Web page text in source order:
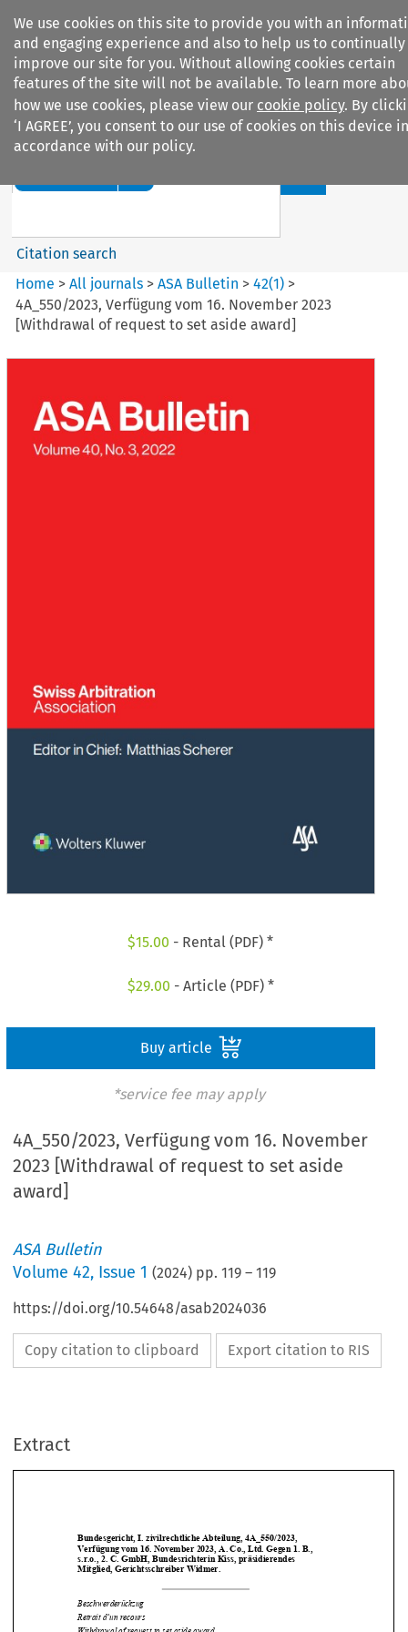
We use cookies on this site to provide you with an
and engaging experience and also to help us to continually
improve our site for you. Without allowing cookies certain
features of the site will not be available. To learn more
how we use cookies, please view our cookie policy. By
‘I AGREE’, you consent to our use of cookies on this device in
accordance with our policy.
Search filters
Citation search
Home >All journals >ASA Bulletin >42(1) >
4A_550/2023, Verfügung vom 16. November 2023
[Withdrawal of request to set aside award]
$15.00 - Rental (PDF) *
$29.00 - Article (PDF) *
Buy article
*service fee may apply
4A_550/2023, Verfügung vom 16. November
2023 [Withdrawal of request to set aside
award]
ASA Bulletin
Volume42, Issue 1 (2024) pp.119 –119
https://doi.org/10.54648/asab2024036
Copy citation to clipboard Export citation to RIS
Extract






Mitglied, Gerichtsschreiber Widmer.
Withdrawal of request to set aside award